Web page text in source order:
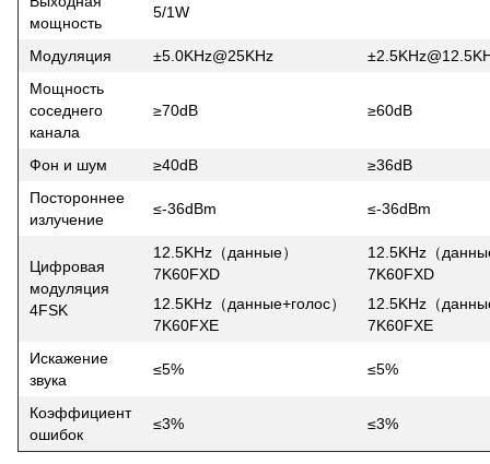
мощность
5/1W
Модуляция ±5.0KHz@25KHz
Мощность
соседнего
канала
≥70dB ≥60dB
Фон и шум ≥40dB
≥36dB
Постороннее
излучение
≤-36dBm ≤-36dBm
Цифровая
модуляция
4FSK
12.5KHz（данные）
7K60FXD
12.5KHz（данные+голос）
7K60FXE
12.5KHz（
7K60FXD
12.5KHz（
7K60FXE
Искажение
звука
≤5% ≤5%
Коэффициент
ошибок
≤3% ≤3%